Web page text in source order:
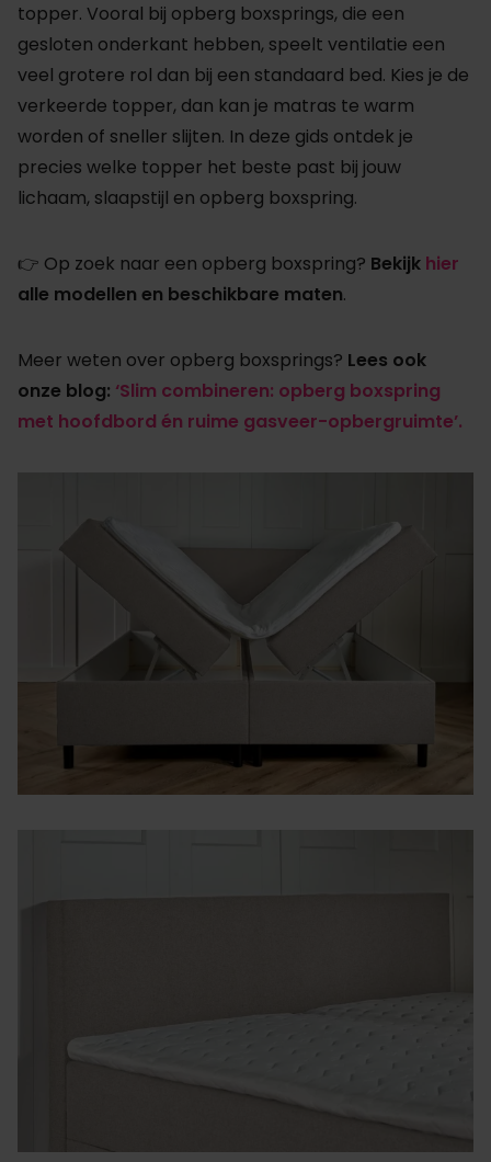
topper. Vooral bij opberg boxsprings, die een
gesloten onderkant hebben, speelt ventilatie een
veel grotere rol dan bij een standaard bed. Kies je de
verkeerde topper, dan kan je matras te warm
worden of sneller slijten. In deze gids ontdek je
precies welke topper het beste past bij jouw
lichaam, slaapstijl en opberg boxspring.
👉 Op zoek naar een opberg boxspring? Bekijk hier
alle modellen en beschikbare maten.
Meer weten over opberg boxsprings? Lees ook
onze blog: ‘Slim combineren: opberg boxspring
met hoofdbord én ruime gasveer-opbergruimte’.